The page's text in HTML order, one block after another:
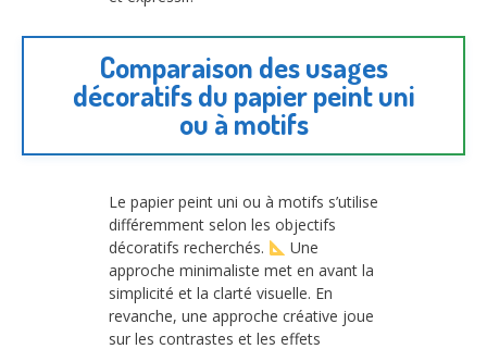
Comparaison des usages
décoratifs du papier peint uni
ou à motifs
Le papier peint uni ou à motifs s’utilise
différemment selon les objectifs
décoratifs recherchés.
Une
approche minimaliste met en avant la
simplicité et la clarté visuelle. En
revanche, une approche créative joue
sur les contrastes et les effets